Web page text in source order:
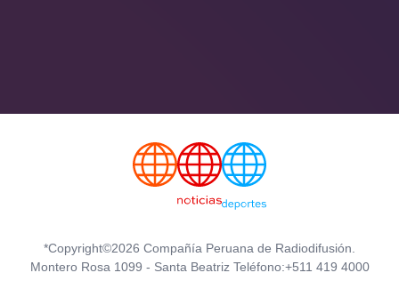
*Copyright©2026 Compañía Peruana de Radiodifusión.
Montero Rosa 1099 - Santa Beatriz Teléfono:+511 419 4000